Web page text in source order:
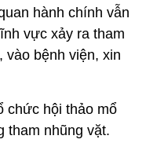
hành chính vẫn
vực xảy ra tham
vào bệnh viện, xin
chức hội thảo mổ
tham nhũng vặt.